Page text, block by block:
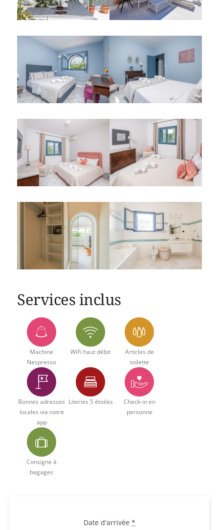
Services inclus
Machine
Nespresso
WiFi haut débit
Articles de
toilette
Bonnes adresses
locales via notre
app
Literies 5 étoiles
Check-in en
personne
Consigne à
bagages
Date d'arrivée *